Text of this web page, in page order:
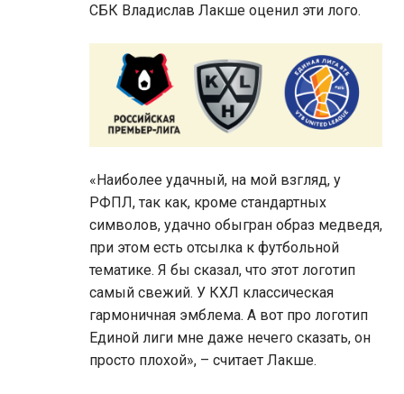
СБК Владислав Лакше оценил эти лого.
«Наиболее удачный, на мой взгляд, у
РФПЛ, так как, кроме стандартных
символов, удачно обыгран образ медведя,
при этом есть отсылка к футбольной
тематике. Я бы сказал, что этот логотип
самый свежий. У КХЛ классическая
гармоничная эмблема. А вот про логотип
Единой лиги мне даже нечего сказать, он
просто плохой», – считает Лакше.